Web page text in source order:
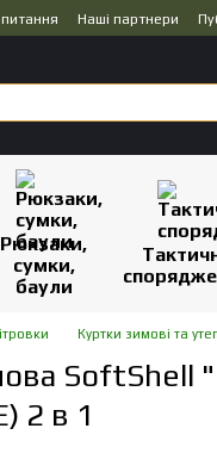
Наші партнери
Рюкзаки,
сумки,
баули
Куртки зимові та
SoftShell
2 в 1